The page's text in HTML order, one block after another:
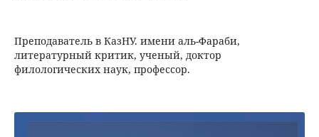
Преподаватель в КазНУ. имени аль-Фараби,
литературный критик, ученый, доктор
филологических наук, профессор.